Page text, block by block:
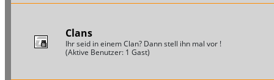
Clans
Ihr seid in einem Clan? Dann stell ihn mal vor !
(Aktive Benutzer: 1 Gast)